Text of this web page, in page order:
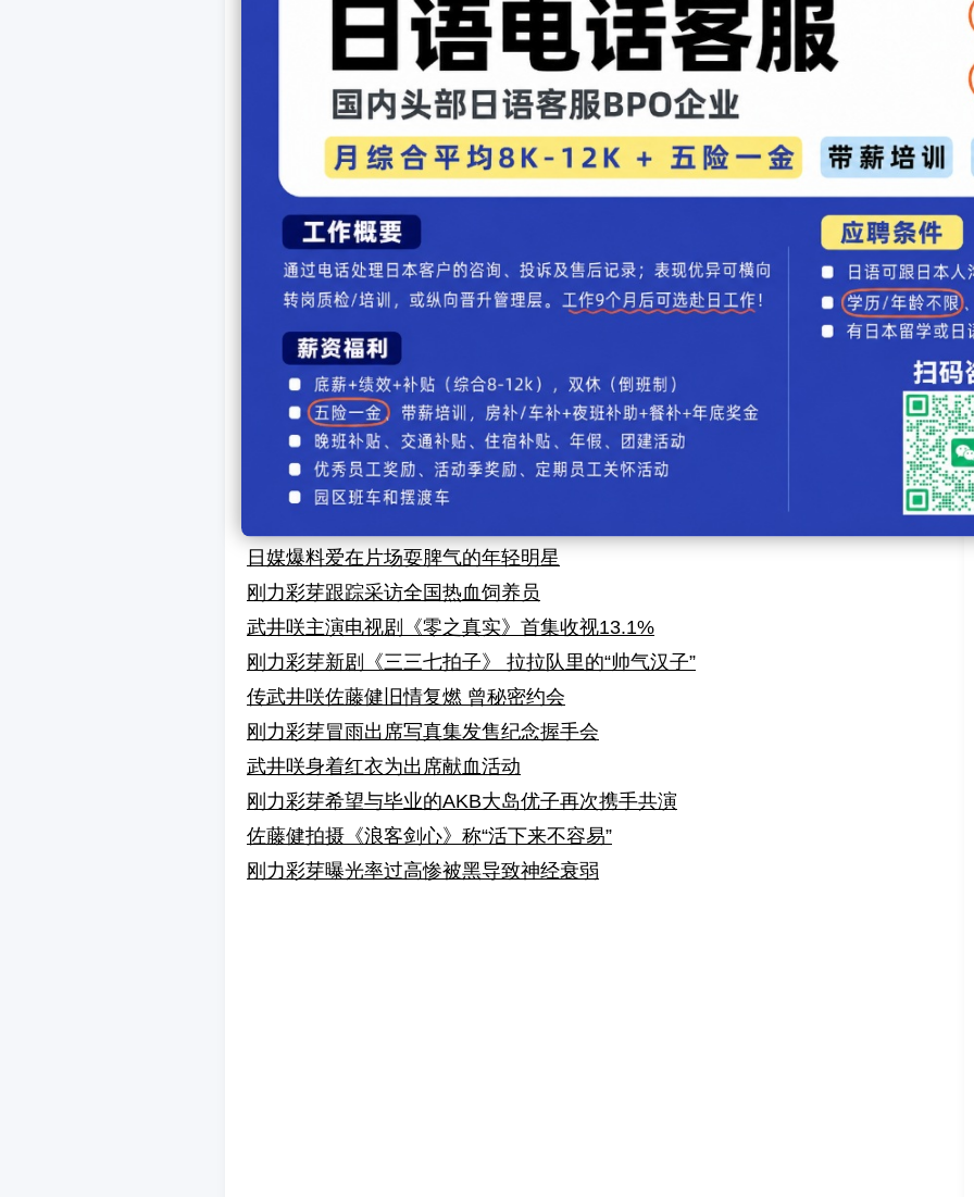
刚力彩芽退出奥斯卡事务所 独立单干
“绝代魔女”再现荧屏 武井咲时隔三年续拍人气日剧《黑色皮革手册》
《黑色皮革手册》:白莲花到心机女 武井咲转型成功
藤冈靛变身非正义英雄 搭档武井咲主演秋档新剧
刚力彩芽将主亚马逊原创剧 首次挑战本格动作戏
武井咲初登《bea's up》杂志封面 揭秘美丽秘诀
武井咲等5名日本奥斯卡美女谈新年目标
刚力彩芽出席点灯仪式 1月将主演新剧《出租爱情》
日本女性不愿被夸与之相像的女星Top10
板野友美惹人同情 黑发易妆只因武井咲？
传武井咲与TAKAHIRO热恋 双方事务所否认
斋藤工&刚力彩芽出席东京城市赛马点灯仪式
刚力彩芽首专封面 漫画家笔下变身“怪兽钢牙”
武井咲美腿大赛获奖 坦言对腿型不自信
日媒爆料爱在片场耍脾气的年轻明星
刚力彩芽跟踪采访全国热血饲养员
武井咲主演电视剧《零之真实》首集收视13.1%
刚力彩芽新剧《三三七拍子》 拉拉队里的“帅气汉子”
传武井咲佐藤健旧情复燃 曾秘密约会
刚力彩芽冒雨出席写真集发售纪念握手会
武井咲身着红衣为出席献血活动
刚力彩芽希望与毕业的AKB大岛优子再次携手共演
佐藤健拍摄《浪客剑心》称“活下来不容易”
刚力彩芽曝光率过高惨被黑导致神经衰弱